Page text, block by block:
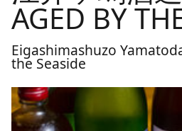
AGED BY
Eigashimashuzo
the Seaside